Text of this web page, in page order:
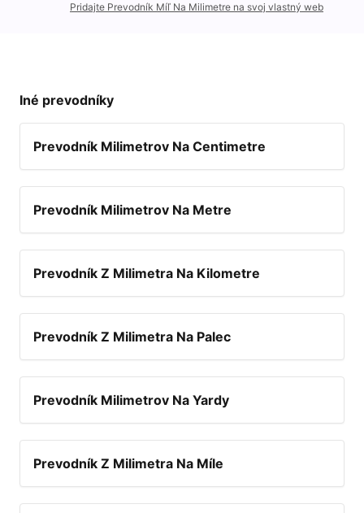
Pridajte Prevodník Míľ Na Milimetre na svoj vlastný web
Iné prevodníky
Prevodník Milimetrov Na Centimetre
Prevodník Milimetrov Na Metre
Prevodník Z Milimetra Na Kilometre
Prevodník Z Milimetra Na Palec
Prevodník Milimetrov Na Yardy
Prevodník Z Milimetra Na Míle